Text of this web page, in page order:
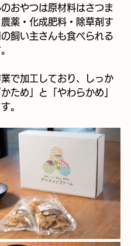
おやつは原材料はさつま
薬・化成肥料・除草剤す
飼い主さんも食べられる
で加工しており、しっか
ため」と「やわらかめ」
。